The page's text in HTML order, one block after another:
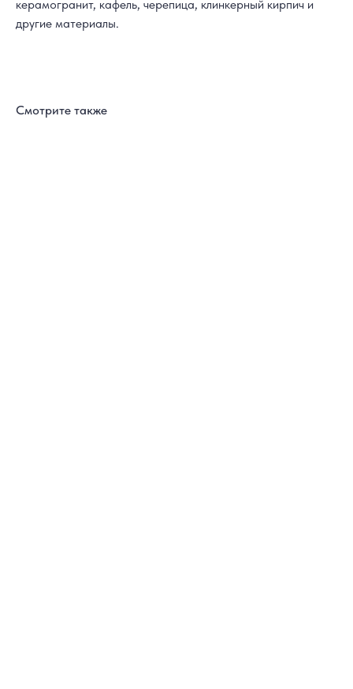
керамогранит, кафель, черепица, клинкерный кирпич и
другие материалы.
Смотрите также